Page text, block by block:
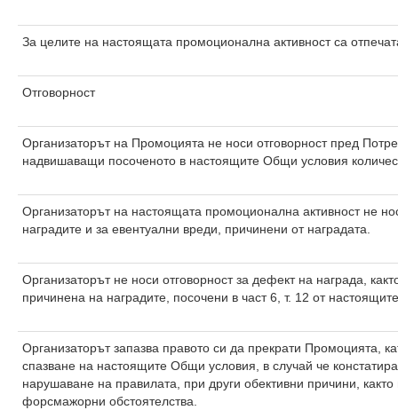
За целите на настоящата промоционална активност са
Отговорност
Организаторът на Промоцията не носи отговорност пред
надвишаващи посоченото в настоящите Общи условия
Организаторът на настоящата промоционална активност не
наградите и за евентуални вреди, причинени от наградата.
Организаторът не носи отговорност за дефект на награда,
причинена на наградите, посочени в част 6, т. 12 от
Организаторът запазва правото си да прекрати Промоцията,
спазване на настоящите Общи условия, в случай че
нарушаване на правилата, при други обективни причини,
форсмажорни обстоятелства.